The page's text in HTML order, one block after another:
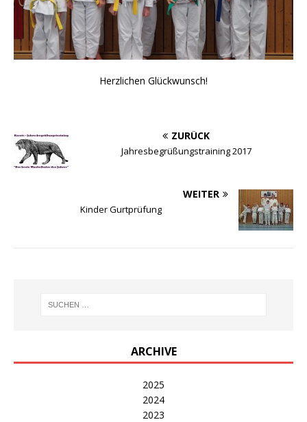
Herzlichen Glückwunsch!
ZURÜCK
Jahresbegrüßungstraining 2017
WEITER
Kinder Gurtprüfung
ARCHIVE
2025
2024
2023